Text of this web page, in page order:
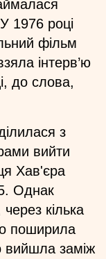
1976 році
фільм
інтерв’ю
до слова,
з
вийти
Хав'єра
Однак
кілька
поширила
вийшла заміж